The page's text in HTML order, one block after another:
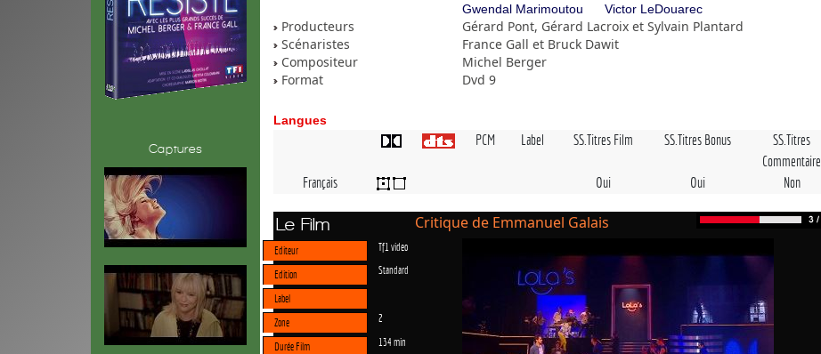
Captures
Gwendal Marimoutou
Victor LeDouarec
Producteurs
Gérard Pont, Gérard Lacroix et Sylvain Plantard
Scénaristes
France Gall et Bruck Dawit
Compositeur
Michel Berger
Format
Dvd 9
Langues
PCM Label SS.Titres Film SS.Titres Bonus
SS.Titres
Commentaire
Français
Oui Oui Non
Le Film Critique de Emmanuel Galais
Editeur Tf1 video
Edition Standard
Label
Zone
2
Durée Film 134 min